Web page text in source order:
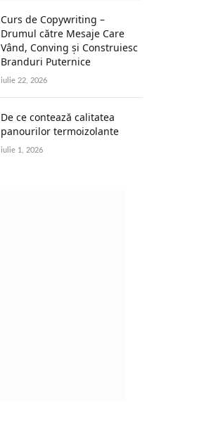
Curs de Copywriting –
Drumul către Mesaje Care
Vând, Conving și Construiesc
Branduri Puternice
iulie 22, 2026
De ce contează calitatea
panourilor termoizolante
iulie 1, 2026